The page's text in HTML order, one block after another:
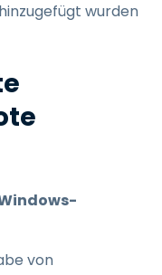
wurden
von